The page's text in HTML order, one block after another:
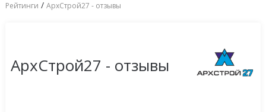
Рейтинги / АрхСтрой27 - отзывы
АрхСтрой27 - отзывы